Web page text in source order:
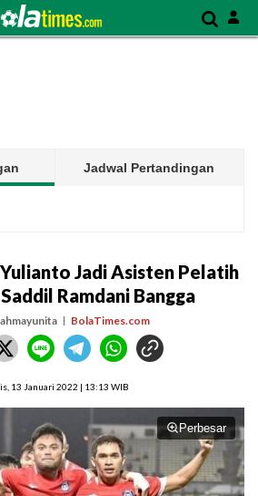
Jadwal Pertandingan
Jadi Asisten Pelatih
Ramdani Bangga
BolaTimes.com
13 Januari 2022 | 13:13 WIB
Perbesar